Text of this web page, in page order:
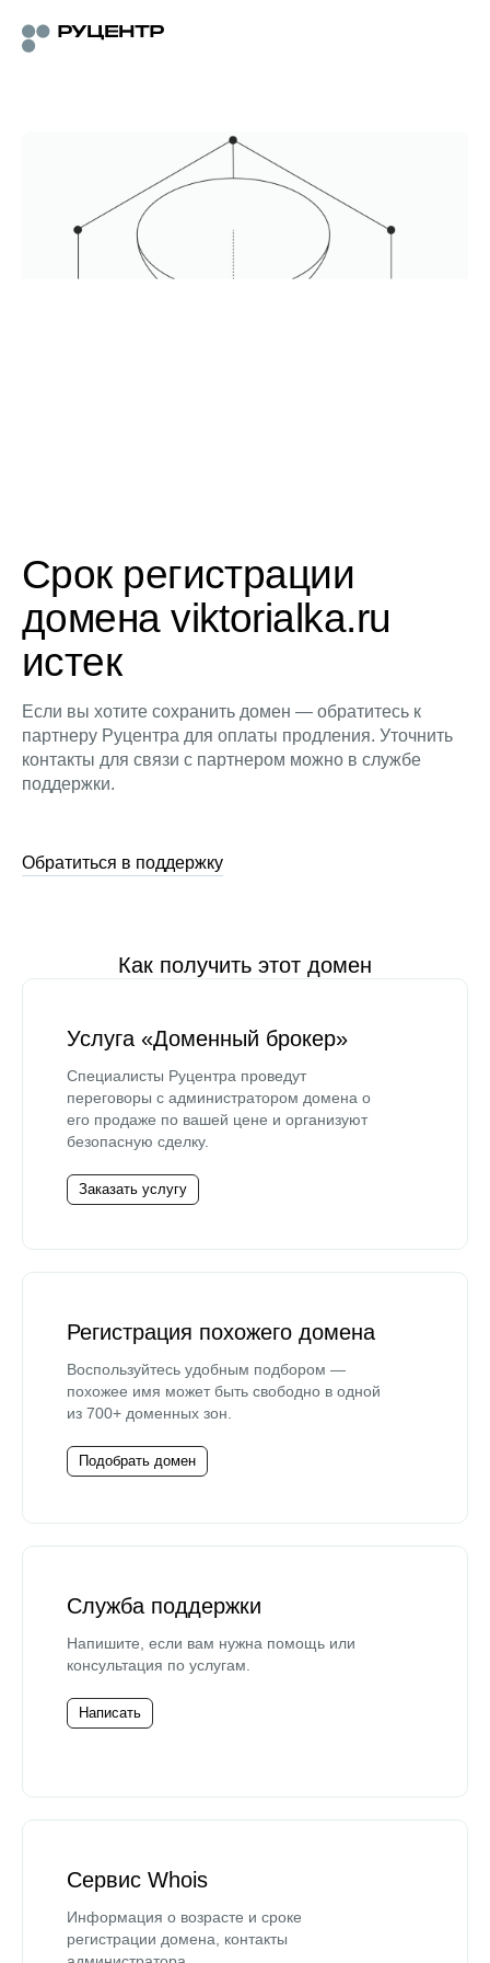
Срок регистрации
домена viktorialka.ru
истек
Если вы хотите сохранить домен — обратитесь к
партнеру Руцентра для оплаты продления. Уточнить
контакты для связи с партнером можно в службе
поддержки.
Обратиться в поддержку
Как получить этот домен
Услуга «Доменный брокер»
Специалисты Руцентра проведут
переговоры с администратором домена о
его продаже по вашей цене и организуют
безопасную сделку.
Заказать услугу
Регистрация похожего домена
Воспользуйтесь удобным подбором —
похожее имя может быть свободно в одной
из 700+ доменных зон.
Подобрать домен
Служба поддержки
Напишите, если вам нужна помощь или
консультация по услугам.
Написать
Сервис Whois
Информация о возрасте и сроке
регистрации домена, контакты